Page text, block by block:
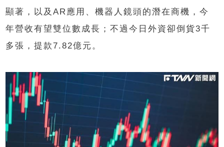
顯著，以及AR應用、機器人鏡頭的潛在商機，今
年營收有望雙位數成長；不過今日外資卻倒貨3千
多張，提款7.82億元。